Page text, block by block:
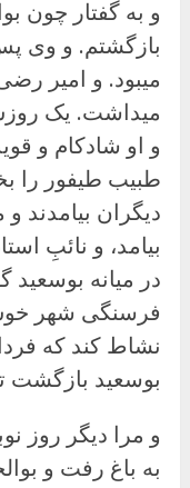
و به گفتار چون
بازگشتم. و وی
میبود. و امیر
میداشت. یک
و او شادکام و
طبیب طیفور را
دیگران بیامدند
بیامد، و نائبِ
در میانه بوسعید
فرسنگی شهر
نشاط کند که
بوسعید بازگشت
و مرا دیگر روز
به باغ رفت و